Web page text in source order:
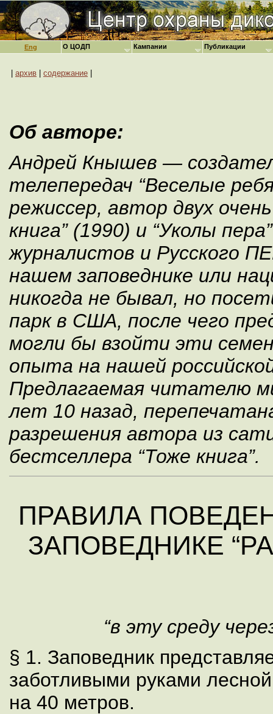
Eng
архив содержание
Об авторе:
Андрей Кнышев —
телепередач “Веселые
режиссер, автор двух
книга” (1990) и “Уколы
журналистов и Русского
нашем заповеднике или
никогда не бывал, но
парк в США, после чего
могли бы взойти эти
опыта на нашей
Предлагаемая читателю
лет 10 назад,
разрешения автора из
бестселлера “Тоже книга”.
ПРАВИЛА
ЗАПОВЕДНИКЕ
“в эту среду
§ 1. Заповедник
заботливыми руками
на 40 метров.
О ЦОДП Кампании Публикации